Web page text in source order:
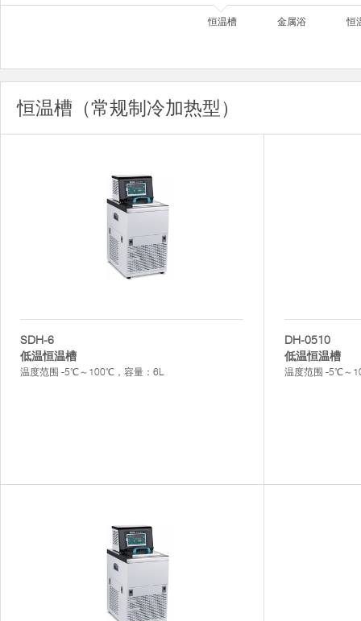
恒温槽 金属浴 恒
恒温槽（常规制冷加热型）
SDH-6
低温恒温槽
温度范围 -5℃～100℃，容量：6L
DH-0510
低温恒温槽
温度范围 -5℃～